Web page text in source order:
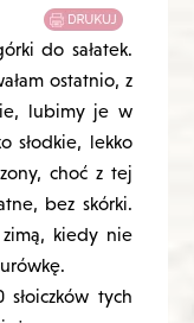
do sałatek.
ostatnio, z
lubimy je w
słodkie, lekko
choć z tej
bez skórki.
kiedy nie
tych